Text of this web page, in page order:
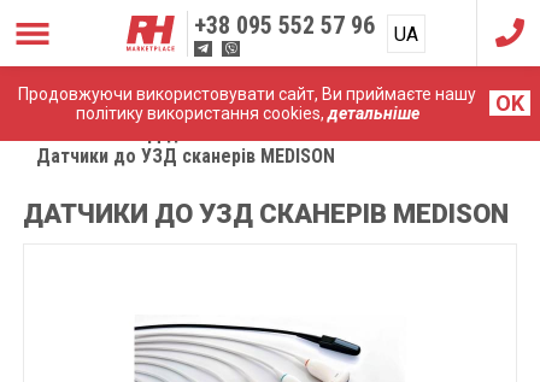
Продовжуючи використовувати сайт, Ви приймаєте нашу
політику використання cookies,детальніше OK
+38 095 552 57 96 UA
RU
Датчики до УЗД сканерів MEDISON
ДАТЧИКИ ДО УЗД СКАНЕРІВ MEDISON